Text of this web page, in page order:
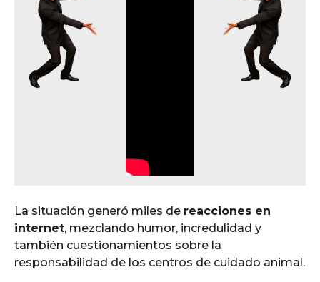
La situación generó miles de reacciones en
internet, mezclando humor, incredulidad y
también cuestionamientos sobre la
responsabilidad de los centros de cuidado animal.